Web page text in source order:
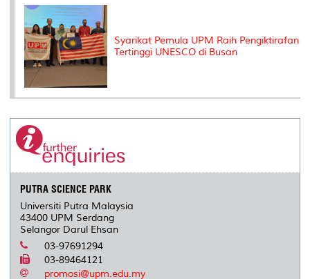
Syarikat Pemula UPM Raih Pengiktirafan
Tertinggi UNESCO di Busan
PUTRA SCIENCE PARK
Universiti Putra Malaysia
43400 UPM Serdang
Selangor Darul Ehsan
03-97691294
03-89464121
promosi@upm.edu.my